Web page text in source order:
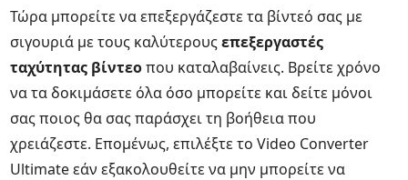
Τώρα μπορείτε να επεξεργάζεστε τα βίντεό σας με
σιγουριά με τους καλύτερουςεπεξεργαστές
ταχύτητας βίντεοπου καταλαβαίνεις. Βρείτε χρόνο
να τα δοκιμάσετε όλα όσο μπορείτε και δείτε μόνοι
σας ποιος θα σας παράσχει τη βοήθεια που
χρειάζεστε. Επομένως, επιλέξτε το Video Converter
Ultimate εάν εξακολουθείτε να μην μπορείτε να